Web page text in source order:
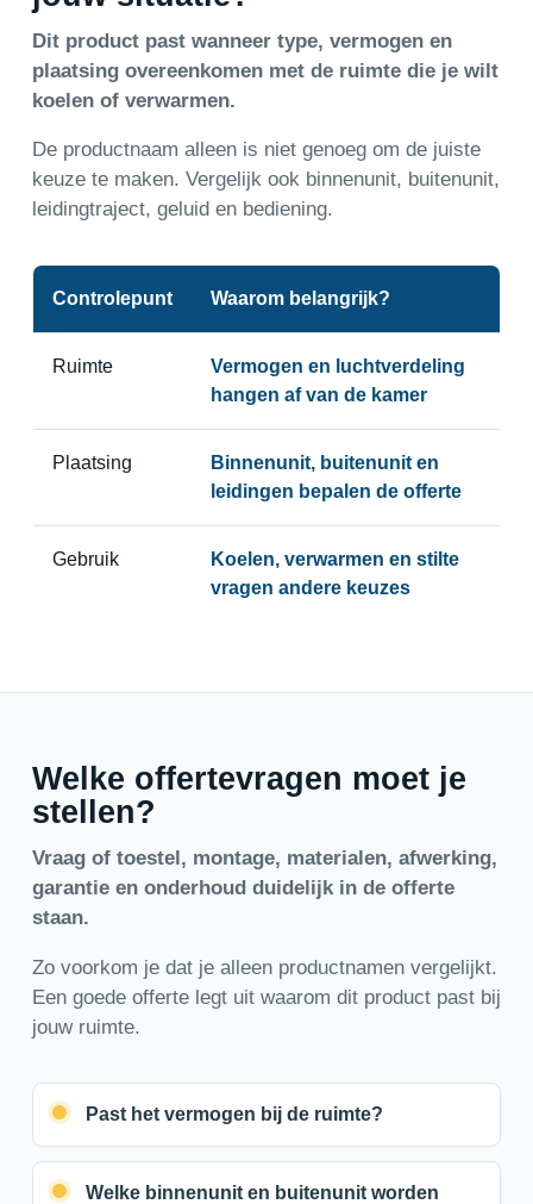
Dit product past wanneer type, vermogen en
plaatsing overeenkomen met de ruimte die je wilt
koelen of verwarmen.
De productnaam alleen is niet genoeg om de juiste
keuze te maken. Vergelijk ook binnenunit, buitenunit,
leidingtraject, geluid en bediening.
Controlepunt Waarom belangrijk?
Ruimte
Vermogen en luchtverdeling
hangen af van de kamer
Plaatsing
Binnenunit, buitenunit en
leidingen bepalen de offerte
Gebruik
Koelen, verwarmen en stilte
vragen andere keuzes
Welke offertevragen moet je
stellen?
Vraag of toestel, montage, materialen, afwerking,
garantie en onderhoud duidelijk in de offerte
staan.
Zo voorkom je dat je alleen productnamen vergelijkt.
Een goede offerte legt uit waarom dit product past bij
jouw ruimte.
Past het vermogen bij de ruimte?
Welke binnenunit en buitenunit worden